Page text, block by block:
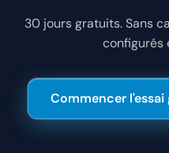
30 jours gratuits. Sans
configurés
Commencer